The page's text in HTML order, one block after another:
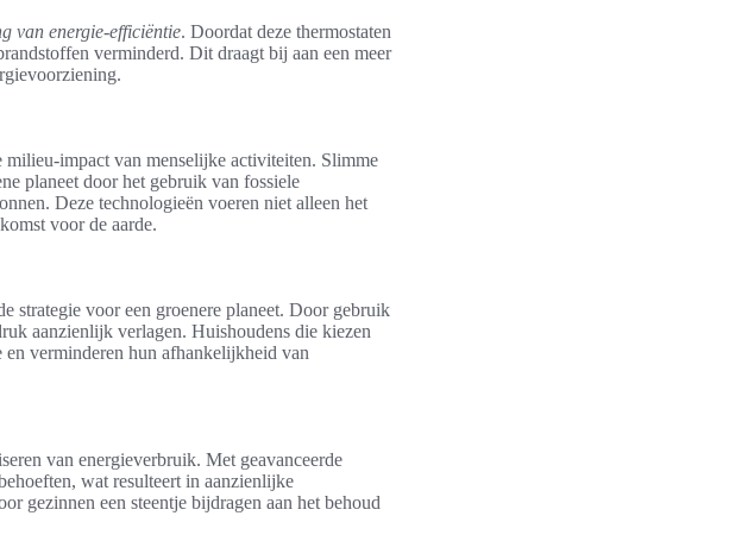
van energie-efficiëntie. Doordat deze thermostaten
verminderd. Dit draagt bij aan een meer
impact van menselijke activiteiten. Slimme
planeet door het gebruik van fossiele
Deze technologieën voeren niet alleen het
voor de aarde.
strategie voor een groenere planeet. Door gebruik
aanzienlijk verlagen. Huishoudens die kiezen
verminderen hun afhankelijkheid van
van energieverbruik. Met geavanceerde
wat resulteert in aanzienlijke
gezinnen een steentje bijdragen aan het behoud